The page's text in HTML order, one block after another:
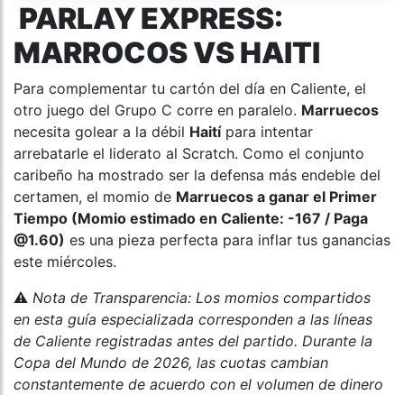
PARLAY EXPRESS:
MARROCOS VS HAITI
Para complementar tu cartón del día en Caliente, el
otro juego del Grupo C corre en paralelo. Marruecos
necesita golear a la débil Haitípara intentar
arrebatarle el liderato al Scratch. Como el conjunto
caribeño ha mostrado ser la defensa más endeble del
certamen, el momio de Marruecos a ganar el Primer
Tiempo (Momio estimado en Caliente: -167 / Paga
@1.60) es una pieza perfecta para inflar tus ganancias
este miércoles.
⚠️ Nota de Transparencia: Los momios compartidos
en esta guía especializada corresponden a las líneas
de Caliente registradas antes del partido. Durante la
Copa del Mundo de 2026, las cuotas cambian
constantemente de acuerdo con el volumen de dinero